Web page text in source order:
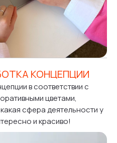
КОНЦЕПЦИИ
в соответствии с
цветами,
сфера деятельности у
и красиво!